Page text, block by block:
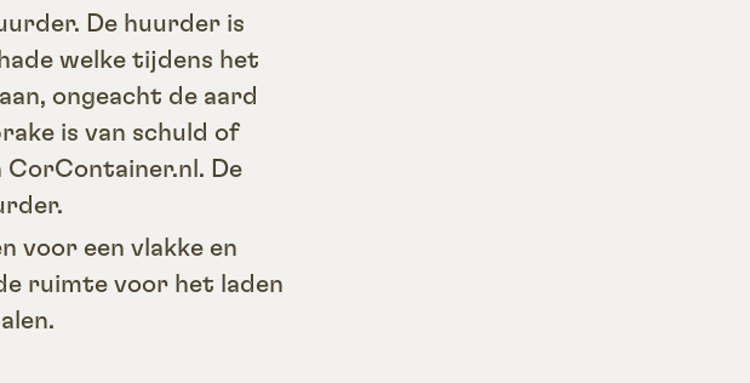
De huurder is
welke tijdens het
ongeacht de aard
is van schuld of
CorContainer.nl. De
voor een vlakke en
ruimte voor het laden